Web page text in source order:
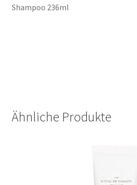
Shampoo 236ml
Ähnliche Produkte